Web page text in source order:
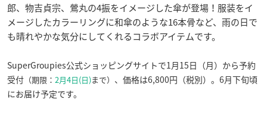
郎、物吉貞宗、鶯丸の4振をイメージした傘が登場！服装をイ
メージしたカラーリングに和傘のような16本骨など、雨の日で
も晴れやかな気分にしてくれるコラボアイテムです。
SuperGroupies公式ショッピングサイトで1月15日（月）から予約
受付 （期限： 2月4日(日)まで） 、価格は6,800円（税別）。6月下旬頃
にお届け予定です。